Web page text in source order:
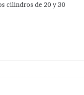
cilindros de 20 y 30